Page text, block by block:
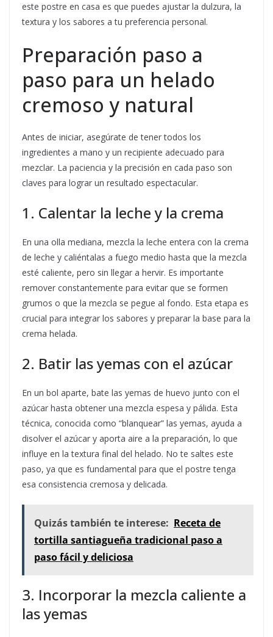
este postre en casa es que puedes ajustar la dulzura, la
textura y los sabores a tu preferencia personal.
Preparación paso a
paso para un helado
cremoso y natural
Antes de iniciar, asegúrate de tener todos los
ingredientes a mano y un recipiente adecuado para
mezclar. La paciencia y la precisión en cada paso son
claves para lograr un resultado espectacular.
1. Calentar la leche y la crema
En una olla mediana, mezcla la leche entera con la crema
de leche y caliéntalas a fuego medio hasta que la mezcla
esté caliente, pero sin llegar a hervir. Es importante
remover constantemente para evitar que se formen
grumos o que la mezcla se pegue al fondo. Esta etapa es
crucial para integrar los sabores y preparar la base para la
crema helada.
2. Batir las yemas con el azúcar
En un bol aparte, bate las yemas de huevo junto con el
azúcar hasta obtener una mezcla espesa y pálida. Esta
técnica, conocida como “blanquear” las yemas, ayuda a
disolver el azúcar y aporta aire a la preparación, lo que
influye en la textura final del helado. No te saltes este
paso, ya que es fundamental para que el postre tenga
esa consistencia cremosa y delicada.
Quizás también te interese: Receta de
tortilla santiagueña tradicional paso a
paso fácil y deliciosa
3. Incorporar la mezcla caliente a
las yemas